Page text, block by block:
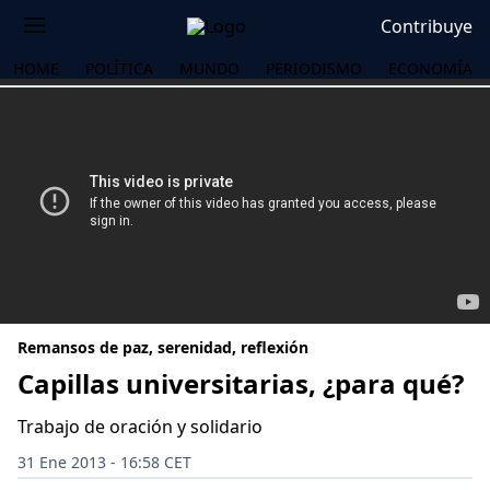
Contribuye
HOME POLÍTICA MUNDO PERIODISMO ECONOMÍA
Remansos de paz, serenidad, reflexión
Capillas universitarias, ¿para qué?
Trabajo de oración y solidario
31 Ene 2013 - 16:58 CET